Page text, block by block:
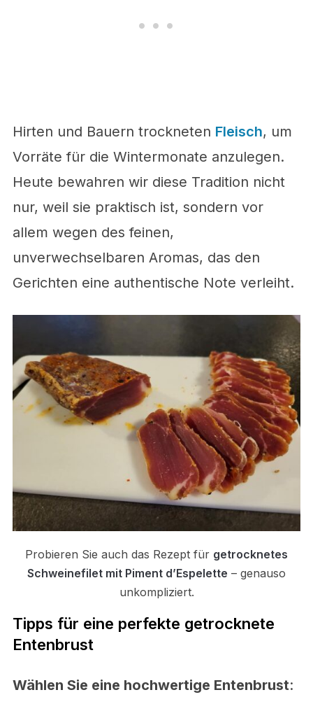
Hirten und Bauern trockneten Fleisch, um
Vorräte für die Wintermonate anzulegen.
Heute bewahren wir diese Tradition nicht
nur, weil sie praktisch ist, sondern vor
allem wegen des feinen,
unverwechselbaren Aromas, das den
Gerichten eine authentische Note verleiht.
Probieren Sie auch das Rezept für getrocknetes
Schweinefilet mit Piment d’Espelette – genauso
unkompliziert.
Tipps für eine perfekte getrocknete
Entenbrust
Wählen Sie eine hochwertige Entenbrust: